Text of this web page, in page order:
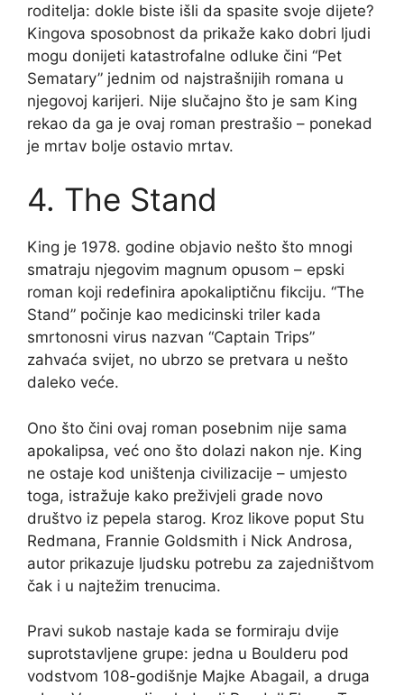
roditelja: dokle biste išli da spasite svoje dijete?
Kingova sposobnost da prikaže kako dobri ljudi
mogu donijeti katastrofalne odluke čini “Pet
Sematary” jednim od najstrašnijih romana u
njegovoj karijeri. Nije slučajno što je sam King
rekao da ga je ovaj roman prestrašio – ponekad
je mrtav bolje ostavio mrtav.
4. The Stand
King je 1978. godine objavio nešto što mnogi
smatraju njegovim magnum opusom – epski
roman koji redefinira apokaliptičnu fikciju. “The
Stand” počinje kao medicinski triler kada
smrtonosni virus nazvan “Captain Trips”
zahvaća svijet, no ubrzo se pretvara u nešto
daleko veće.
Ono što čini ovaj roman posebnim nije sama
apokalipsa, već ono što dolazi nakon nje. King
ne ostaje kod uništenja civilizacije – umjesto
toga, istražuje kako preživjeli grade novo
društvo iz pepela starog. Kroz likove poput Stu
Redmana, Frannie Goldsmith i Nick Androsa,
autor prikazuje ljudsku potrebu za zajedništvom
čak i u najtežim trenucima.
Pravi sukob nastaje kada se formiraju dvije
suprotstavljene grupe: jedna u Boulderu pod
vodstvom 108-godišnje Majke Abagail, a druga